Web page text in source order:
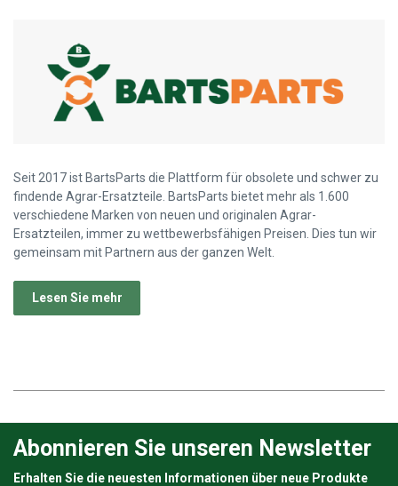
Seit 2017 ist BartsParts die Plattform für obsolete und schwer zu
findende Agrar-Ersatzteile. BartsParts bietet mehr als 1.600
verschiedene Marken von neuen und originalen Agrar-
Ersatzteilen, immer zu wettbewerbsfähigen Preisen. Dies tun wir
gemeinsam mit Partnern aus der ganzen Welt.
Lesen Sie mehr
Abonnieren Sie unseren Newsletter
Erhalten Sie die neuesten Informationen über neue Produkte